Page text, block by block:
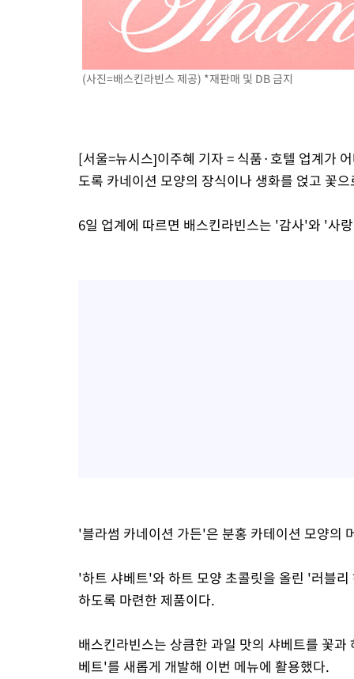
(사진=배스킨라빈스 제공) *재판매 및 DB 금지
[서울=뉴시스]이주혜 기자 = 식품·호텔 업계가
도록 카네이션 모양의 장식이나 생화를 얹고 꽃
6일 업계에 따르면 배스킨라빈스는 '감사'와 '사
'블라썸 카네이션 가든'은 분홍 카테이션 모양의
'하트 샤베트'와 하트 모양 초콜릿을 올린 '러블
하도록 마련한 제품이다.
배스킨라빈스는 상큼한 과일 맛의 샤베트를 꽃
베트'를 새롭게 개발해 이번 메뉴에 활용했다.